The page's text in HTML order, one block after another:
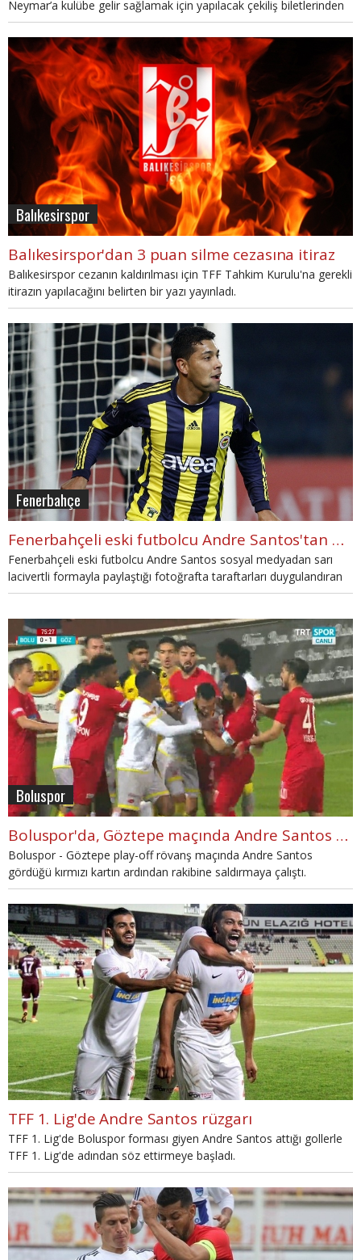
Neymar’a kulübe gelir sağlamak için yapılacak çekiliş biletlerinden
5 bin adet satarak kulübüne 75 bin lira kazandırdı.
Balıkesirspor
Balıkesirspor'dan 3 puan silme cezasına itiraz
Balıkesirspor cezanın kaldırılması için TFF Tahkim Kurulu'na gerekli
itirazın yapılacağını belirten bir yazı yayınladı.
Fenerbahçe
Fenerbahçeli eski futbolcu Andre Santos'tan duygusal paylaşım
Fenerbahçeli eski futbolcu Andre Santos sosyal medyadan sarı
lacivertli formayla paylaştığı fotoğrafta taraftarları duygulandıran
bir mesaj yayınladı.
Boluspor
Boluspor'da, Göztepe maçında Andre Santos rakibine saldırmaya çalıştı! Kırmızı kart...
Boluspor - Göztepe play-off rövanş maçında Andre Santos
gördüğü kırmızı kartın ardından rakibine saldırmaya çalıştı.
TFF 1. Lig'de Andre Santos rüzgarı
TFF 1. Lig'de Boluspor forması giyen Andre Santos attığı gollerle
TFF 1. Lig'de adından söz ettirmeye başladı.